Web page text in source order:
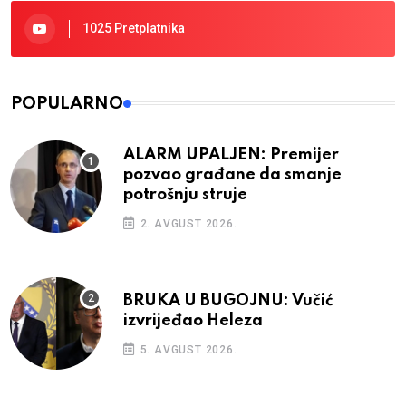
1025 Pretplatnika
POPULARNO
ALARM UPALJEN: Premijer
pozvao građane da smanje
potrošnju struje
2. AVGUST 2026.
BRUKA U BUGOJNU: Vučić
izvrijeđao Heleza
5. AVGUST 2026.